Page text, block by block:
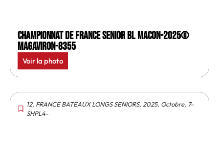
Championnat de France senior BL Macon-2025©
MagAviron-8355
Voir la photo
12, FRANCE BATEAUX LONGS SENIORS, 2025, Octobre, 7-
SHPL4-